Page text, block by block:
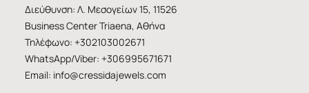
Διεύθυνση: Λ. Μεσογείων 15, 11526
Business Center Triaena, Αθήνα
Τηλέφωνο: +302103002671
WhatsApp/Viber: +306995671671
Email: info@cressidajewels.com